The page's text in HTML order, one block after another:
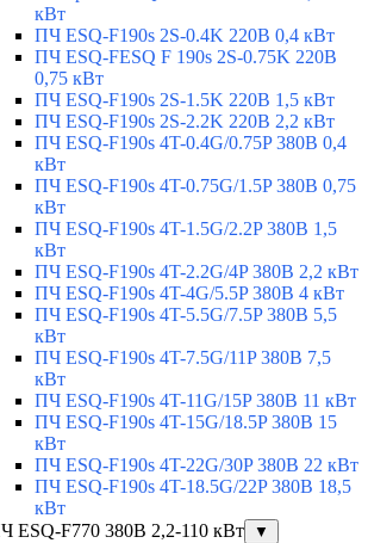
кВт
ПЧ ESQ-F190s 2S-0.4K 220В 0,4 кВт
ПЧ ESQ-FESQ F 190s 2S-0.75K 220В
0,75 кВт
ПЧ ESQ-F190s 2S-1.5K 220В 1,5 кВт
ПЧ ESQ-F190s 2S-2.2K 220В 2,2 кВт
ПЧ ESQ-F190s 4T-0.4G/0.75P 380В 0,4
кВт
ПЧ ESQ-F190s 4T-0.75G/1.5P 380В 0,75
кВт
ПЧ ESQ-F190s 4T-1.5G/2.2P 380В 1,5
кВт
ПЧ ESQ-F190s 4T-2.2G/4P 380В 2,2 кВт
ПЧ ESQ-F190s 4T-4G/5.5P 380В 4 кВт
ПЧ ESQ-F190s 4T-5.5G/7.5P 380В 5,5
кВт
ПЧ ESQ-F190s 4T-7.5G/11P 380В 7,5
кВт
ПЧ ESQ-F190s 4T-11G/15P 380В 11 кВт
ПЧ ESQ-F190s 4T-15G/18.5P 380В 15
кВт
ПЧ ESQ-F190s 4T-22G/30P 380В 22 кВт
ПЧ ESQ-F190s 4T-18.5G/22P 380В 18,5
кВт
ESQ-F770 380В 2,2-110 кВт
▼